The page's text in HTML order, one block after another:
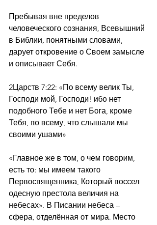
Пребывая вне пределов
человеческого сознания, Всевышний
в Библии, понятными словами,
дарует откровение о Своем замысле
и описывает Себя.
2Царств 7:22: «По всему велик Ты,
Господи мой, Господи! ибо нет
подобного Тебе и нет Бога, кроме
Тебя, по всему, что слышали мы
своими ушами»
«Главное же в том, о чем говорим,
есть то: мы имеем такого
Первосвященника, Который воссел
одесную престола величия на
небесах». В Писании небеса –
сфера, отделённая от мира. Место